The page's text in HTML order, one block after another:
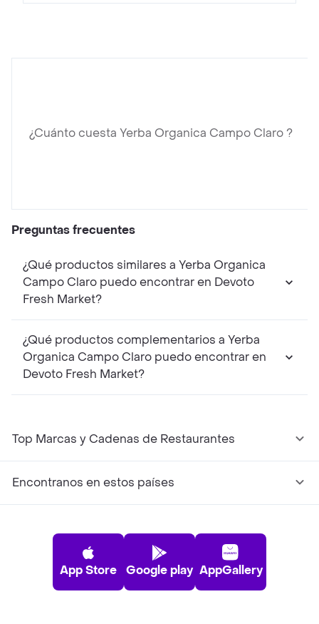
¿Cuánto cuesta Yerba Organica Campo Claro ?
Preguntas frecuentes
¿Qué productos similares a Yerba Organica
Campo Claro puedo encontrar en Devoto
Fresh Market?
¿Qué productos complementarios a Yerba
Organica Campo Claro puedo encontrar en
Devoto Fresh Market?
Top Marcas y Cadenas de Restaurantes
Encontranos en estos países
App Store Google play AppGallery